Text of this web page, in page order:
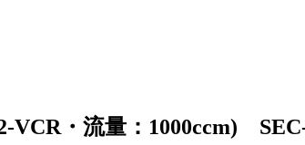
VCR・流量：1000ccm)